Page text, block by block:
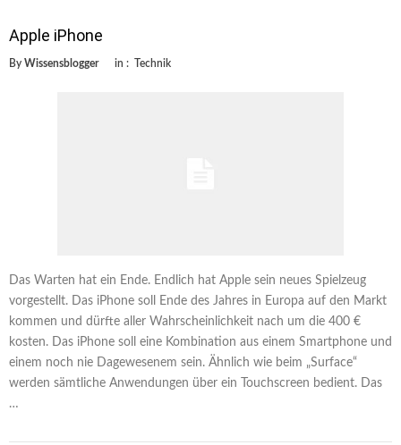
Apple iPhone
By Wissensblogger in : Technik
Das Warten hat ein Ende. Endlich hat Apple sein neues Spielzeug
vorgestellt. Das iPhone soll Ende des Jahres in Europa auf den Markt
kommen und dürfte aller Wahrscheinlichkeit nach um die 400 €
kosten. Das iPhone soll eine Kombination aus einem Smartphone und
einem noch nie Dagewesenem sein. Ähnlich wie beim „Surface“
werden sämtliche Anwendungen über ein Touchscreen bedient. Das
…